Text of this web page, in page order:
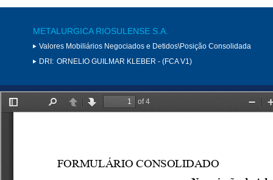
METALURGICA RIOSULENSE S.A.
Valores Mobiliários Negociados e Detidos\Posição Consolidada
DRI: ORNELIO GUILMAR KLEBER - (FCA V1)